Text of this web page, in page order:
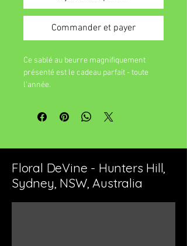
Commander et payer
Ce sablé au beurre magnifiquement
présenté est le cadeau parfait - toute
l'année.
Floral DeVine - Hunters Hill,
Sydney, NSW, Australia